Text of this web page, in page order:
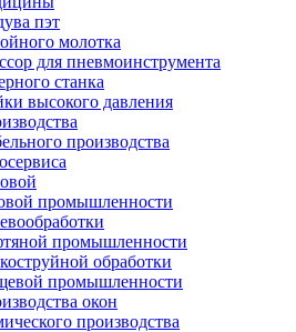
пэт
молотка
для пневмоинструмента
станка
высокого давления
производства
промышленности
промышленности
обработки
промышленности
окон
производства